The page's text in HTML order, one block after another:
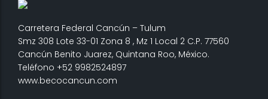
Carretera Federal Cancún – Tulum
Smz 308 Lote 33-01 Zona 8 , Mz 1 Local 2 C.P. 77560
Cancún Benito Juarez, Quintana Roo, México.
Teléfono +52 9982524897
www.becocancun.com